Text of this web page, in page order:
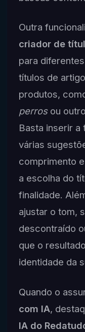
Outra
criador de
para
títulos de
produtos,
perrosou
Basta inserir
várias
comprimento
a escolha do
finalidade.
ajustar o tom,
descontraído
que o
identidade da
Quando o
com IA,
IA do